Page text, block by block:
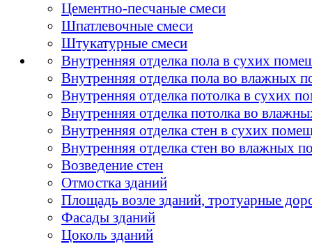
Цементно-песчаные смеси
Шпатлевочные смеси
Штукатурные смеси
Внутренняя отделка пола в сухих
Внутренняя отделка пола во влажных
Внутренняя отделка потолка в сухих
Внутренняя отделка потолка во
Внутренняя отделка стен в сухих
Внутренняя отделка стен во влажных
Возведение стен
Отмостка зданий
Площадь возле зданий, тротуарные
Фасады зданий
Цоколь зданий